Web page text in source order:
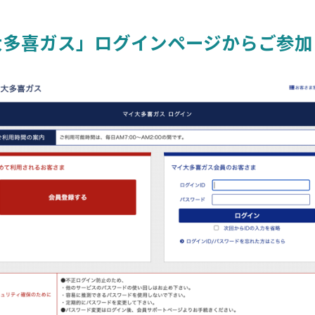
喜ガス」ログインページからご参